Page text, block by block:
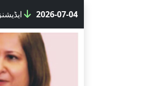
ایڈیشنز 2026-07-04